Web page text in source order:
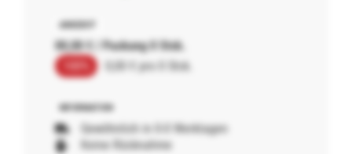
00,00 € / Packung 0 Stck.
0,00 € pro 0 Stck.
Gewöhnlich in 0-0 Werktagen
Keine Rücknahme